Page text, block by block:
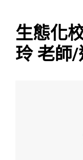
生態化
玲 老師